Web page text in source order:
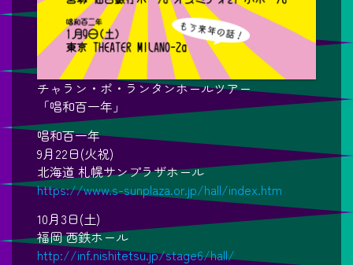
チャラン・ポ・ランタンホールツアー
「唱和百一年」
唱和百一年
9月22日(火祝)
北海道 札幌サンプラザホール
https://www.s-sunplaza.or.jp/hall/index.htm
10月3日(土)
福岡 西鉄ホール
http://inf.nishitetsu.jp/stage6/hall/